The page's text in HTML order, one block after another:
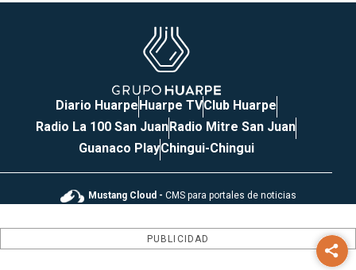
Diario HuarpeHuarpe TVClub Huarpe
Radio La 100 San JuanRadio Mitre San Juan
Guanaco PlayChingui-Chingui
Mustang Cloud - CMS para portales de noticias
PUBLICIDAD